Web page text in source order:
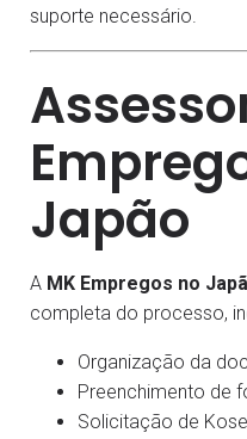
suporte necessário.
Japão
A MK Empregos no
completa do processo,
Organização da
Preenchimento de
Solicitação de